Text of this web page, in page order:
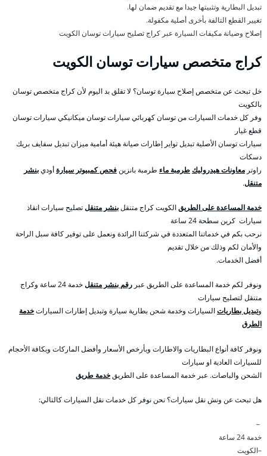
تبديل البطارية وتثبيتها جيدا مع تقديم ضمان لها.
تغيير القطع التالفة بأخرى أصلية مكفولة.
إصلاح وصيانة مكيفات السيارة عبر كراج تصليح سيارات توسان الكويت
كراج متخصص سيارات توسان الكويت
خل تبحث عن متخصص إصلاح سيارة توسان؟ لا تقلق بد اليوم لأن كراج متخصص توسان
بالكويت
وفر كل خدمات السيارات من توسان كهربائي سيارات توسان ميكانيكي سيارات توسان
قطع غيار
سيارات توسان الأصلية تبديل تواير إطارات صيانة هيئة أمامية ميزان تبديل سفايف بريك
دسكات
راوتر معاونات هيدروليك طرمبة ماء طرمبة بانزينفحص كمبيوتر سيارةأوديبنشر
متنقل.
خدمة المساعدة على الطريقالكويت كراج متنقلبنشر متنقلتصليح سيارات انقاذ
سيارات كرين سطحة 24 ساعة
نرحب بكم في خدماتنا المتعددة في شركتنا الرائدة ونعمل على توفير كافة سبل الراحة
والأمان لكم وذلك من خلال تقديم
أفضل الخدمات.
ونوفر لكم خدمة المساعدة على الطريق عبر رقم بنشر متنقل
خدمة 24 ساعة وكراج
متنقل لتصليح سيارات
وتبديل بطارياتالسيارات وخدمة شحن بطارية سيارة وتبديل إطارات السياراتخدمة
الطرق
ونوفر كافة أنواع البطاريات والاطارات وبأرخص الأسعار وأفضل الماركات وبكافة الأحجام
للسيارات العادية او سيارات
الشحن والباصات. عبر خدمة المساعدة على الطريقخدمة طريق
هل تبحث عن ونش نقل سيارات؟ نحن نوفر كل خدمات نقل السيارات كالتالي:
–
خدمة 24 ساعة
–الكويت